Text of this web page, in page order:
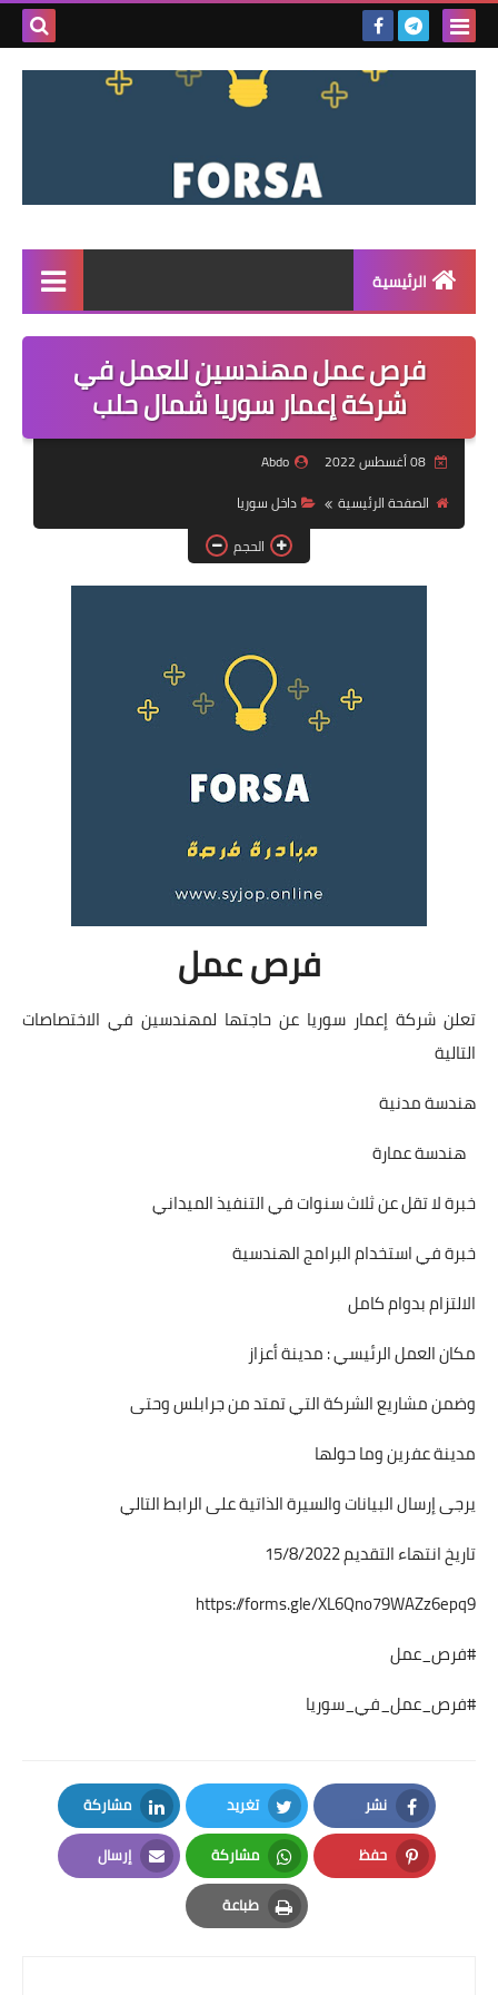
بحث
الرئيسية
القائمة
مناقصات
فرص عمل داخل سوريا
فرص عمل في العراق
فرص عمل في اليمن
دورات تدريبية
فرص عمل مهندسين للعمل في
شركة إعمار سوريا شمال حلب
08 أغسطس 2022
Abdo
الصفحة الرئيسية
داخل سوريا
الحجم
فرص عمل
تعلن شركة إعمار سوريا عن حاجتها لمهندسين في الاختصاصات
التالية
هندسة مدنية
هندسة عمارة
خبرة لا تقل عن ثلاث سنوات في التنفيذ الميداني
خبرة في استخدام البرامج الهندسية
الالتزام بدوام كامل
مكان العمل الرئيسي : مدينة أعزاز
وضمن مشاريع الشركة التي تمتد من جرابلس وحتى
مدينة عفرين وما حولها
يرجى إرسال البيانات والسيرة الذاتية على الرابط التالي
تاريخ انتهاء التقديم 15/8/2022
https://forms.gle/XL6Qno79WAZz6epq9
#فرص_عمل
#فرص_عمل_في_سوريا
نشر
Facebook
تغريد
Twitter
مشاركة
LinkedIn
حفظ
Pinterest
مشاركة
Whatsapp
إرسال
Email
طباعة
Print